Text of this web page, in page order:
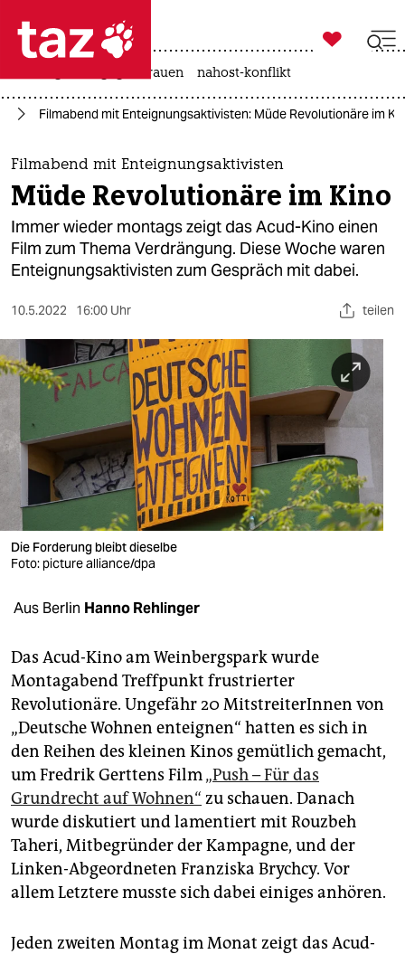
 taz zahl ich
taz zahl ich
themen
politik
öko
gesellschaft
sport
berlin
nord
wahrheit
verlag
verlag
veranstaltungen
fragen & hilfe
unterstützen
abo
genossenschaft
epaper login

taz zahl ich
gewalt gegen frauen nahost-konflikt
Filmabend mit Enteignungsaktivisten: Müde Revolutionäre im
Filmabend mit Enteignungsaktivisten
Müde Revolutionäre im Kino
Immer wieder montags zeigt das Acud-Kino einen
Film zum Thema Verdrängung. Diese Woche waren
Enteignungsaktivisten zum Gespräch mit dabei.
10.5.2022 16:00 Uhr teilen
Die Forderung bleibt dieselbe
Foto: picture alliance/dpa
Aus Berlin Hanno Rehlinger
Das Acud-Kino am Weinbergspark wurde
Montagabend Treffpunkt frustrierter
Revolutionäre. Ungefähr 20 MitstreiterInnen von
„Deutsche Wohnen enteignen“ hatten es sich in
den Reihen des kleinen Kinos gemütlich gemacht,
um Fredrik Gerttens Film„Push – Für das
Grundrecht auf Wohnen“ zu schauen. Danach
wurde diskutiert und lamentiert mit Rouzbeh
Taheri, Mitbegründer der Kampagne, und der
Linken-Abgeordneten Franziska Brychcy. Vor
allem Letztere musste sich dabei einiges anhören.
Jeden zweiten Montag im Monat zeigt das Acud-